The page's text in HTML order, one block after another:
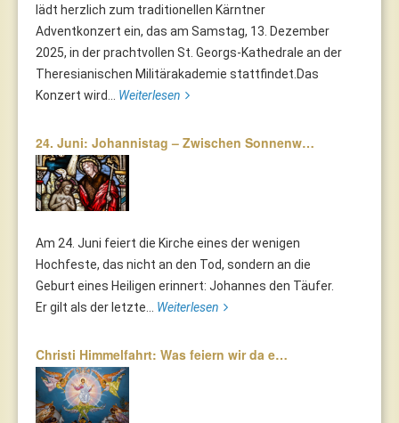
lädt herzlich zum traditionellen Kärntner
Adventkonzert ein, das am Samstag, 13. Dezember
2025, in der prachtvollen St. Georgs-Kathedrale an der
Theresianischen Militärakademie stattfindet.Das
Konzert wird... Weiterlesen
24. Juni: Johannistag – Zwischen Sonnenw…
Am 24. Juni feiert die Kirche eines der wenigen
Hochfeste, das nicht an den Tod, sondern an die
Geburt eines Heiligen erinnert: Johannes den Täufer.
Er gilt als der letzte... Weiterlesen
Christi Himmelfahrt: Was feiern wir da e…